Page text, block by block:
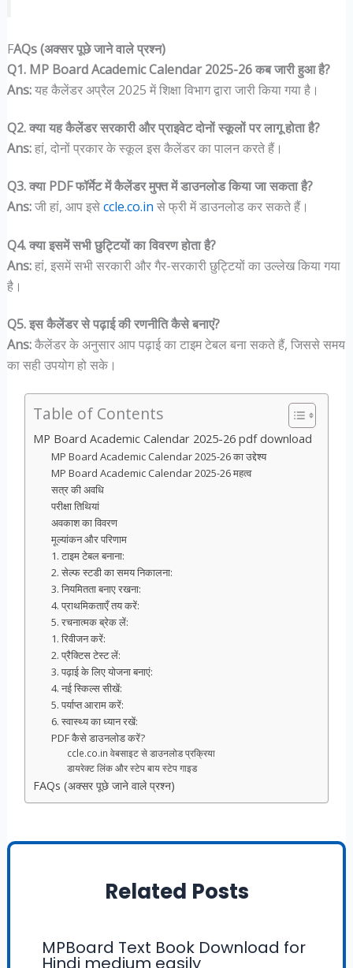
FAQs (अक्सर पूछे जाने वाले प्रश्न)
Q1. MP Board Academic Calendar 2025-26 कब जारी हुआ है?
Ans:यह कैलेंडर अप्रैल 2025 में शिक्षा विभाग द्वारा जारी किया गया है।
Q2. क्या यह कैलेंडर सरकारी और प्राइवेट दोनों स्कूलों पर लागू होता है?
Ans:हां, दोनों प्रकार के स्कूल इस कैलेंडर का पालन करते हैं।
Q3. क्या PDF फॉर्मेट में कैलेंडर मुफ्त में डाउनलोड किया जा सकता है?
Ans:जी हां, आप इसेccle.co.in से फ्री में डाउनलोड कर सकते हैं।
Q4. क्या इसमें सभी छुट्टियों का विवरण होता है?
Ans:हां, इसमें सभी सरकारी और गैर-सरकारी छुट्टियों का उल्लेख किया गया
है।
Q5. इस कैलेंडर से पढ़ाई की रणनीति कैसे बनाएं?
Ans:कैलेंडर के अनुसार आप पढ़ाई का टाइम टेबल बना सकते हैं, जिससे समय
का सही उपयोग हो सके।
Table of Contents
MP Board Academic Calendar 2025-26 pdf download
MP Board Academic Calendar 2025-26 का उद्देश्य
MP Board Academic Calendar 2025-26 महत्व
सत्र की अवधि
परीक्षा तिथियां
अवकाश का विवरण
मूल्यांकन और परिणाम
1. टाइम टेबल बनाना:
2. सेल्फ स्टडी का समय निकालना:
3. नियमितता बनाए रखना:
4. प्राथमिकताएँ तय करें:
5. रचनात्मक ब्रेक लें:
1. रिवीजन करें:
2. प्रैक्टिस टेस्ट लें:
3. पढ़ाई के लिए योजना बनाएं:
4. नई स्किल्स सीखें:
5. पर्याप्त आराम करें:
6. स्वास्थ्य का ध्यान रखें:
PDF कैसे डाउनलोड करें?
ccle.co.in वेबसाइट से डाउनलोड प्रक्रिया
डायरेक्ट लिंक और स्टेप बाय स्टेप गाइड
FAQs (अक्सर पूछे जाने वाले प्रश्न)
Related Posts
MPBoard Text Book Download for
Hindi medium easily